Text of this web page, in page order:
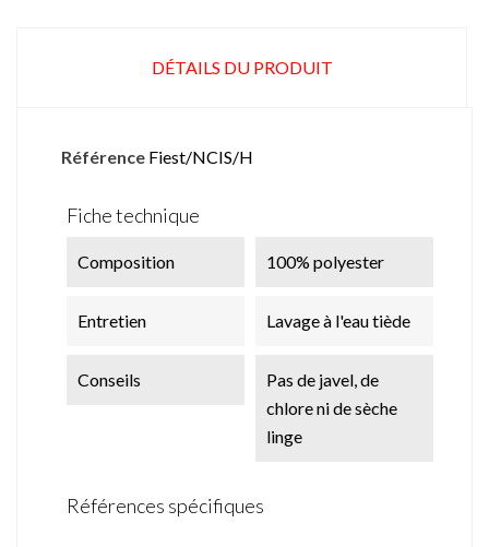
DÉTAILS DU PRODUIT
Référence Fiest/NCIS/H
Fiche technique
Composition 100% polyester
Entretien Lavage à l'eau tiède
Conseils
Pas de javel, de
chlore ni de sèche
linge
Références spécifiques